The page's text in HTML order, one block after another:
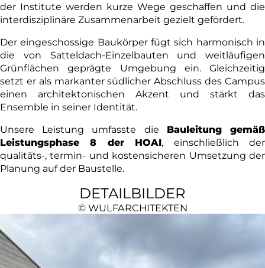
der Institute werden kurze Wege geschaffen und die
interdisziplinäre Zusammenarbeit gezielt gefördert.
Der eingeschossige Baukörper fügt sich harmonisch in
die von Satteldach-Einzelbauten und weitläufigen
Grünflächen geprägte Umgebung ein. Gleichzeitig
setzt er als markanter südlicher Abschluss des Campus
einen architektonischen Akzent und stärkt das
Ensemble in seiner Identität.
Unsere Leistung umfasste die Bauleitung gemäß
Leistungsphase 8 der HOAI, einschließlich der
qualitäts-, termin- und kostensicheren Umsetzung der
Planung auf der Baustelle.
DETAILBILDER
© WULFARCHITEKTEN